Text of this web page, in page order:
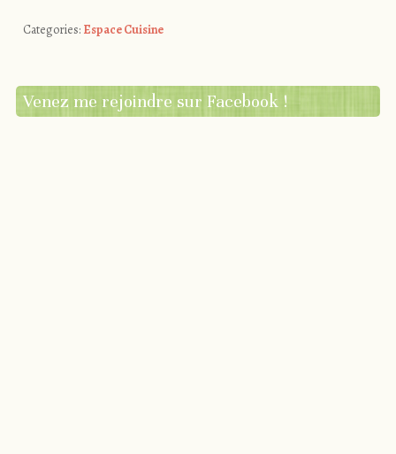
Categories: Espace Cuisine
Venez me rejoindre sur Facebook !